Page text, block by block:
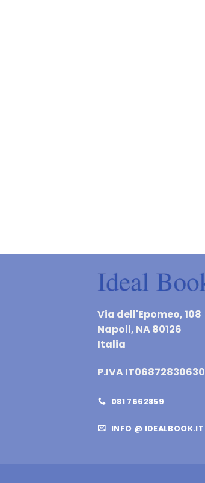
Via dell'Epomeo, 108
Napoli, NA 80126
Italia
P.IVA IT06872830630
081 7662859
INFO @ IDEALBOOK.IT